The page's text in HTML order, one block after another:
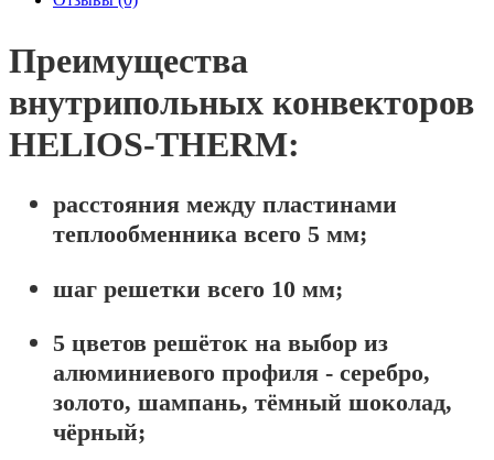
Преимущества
внутрипольных конвекторов
HELIOS-THERM:
расстояния между пластинами
теплообменника всего 5 мм;
шаг решетки всего 10 мм;
5 цветов решёток на выбор из
алюминиевого профиля - серебро,
золото, шампань, тёмный шоколад,
чёрный;